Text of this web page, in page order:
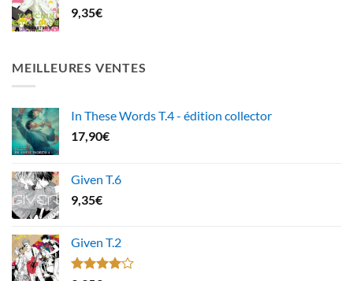
9,35€
MEILLEURES VENTES
In These Words T.4 - édition collector
17,90€
Given T.6
9,35€
Given T.2